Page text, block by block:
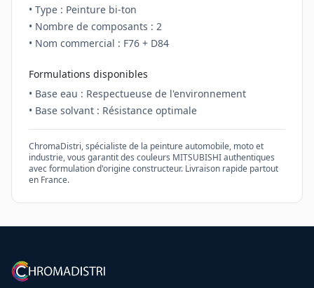
• Type : Peinture bi-ton
• Nombre de composants : 2
• Nom commercial : F76 + D84
Formulations disponibles
• Base eau : Respectueuse de l'environnement
• Base solvant : Résistance optimale
ChromaDistri, spécialiste de la peinture automobile, moto et
industrie, vous garantit des couleurs MITSUBISHIauthentiques
avec formulation d'origine constructeur. Livraison rapide partout
en France.